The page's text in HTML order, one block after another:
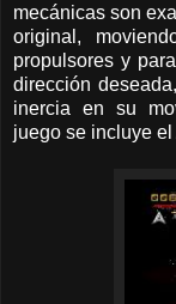
mecánicas son
original,
propulsores y
dirección
inercia en su
juego se incluye